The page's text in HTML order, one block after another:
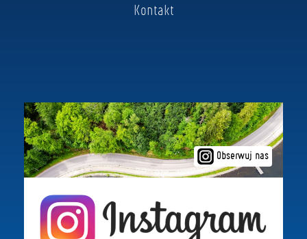
Kontakt
Obserwuj nas